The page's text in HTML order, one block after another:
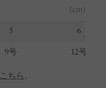
(cm)
5 6
9号 12号
こちら 。